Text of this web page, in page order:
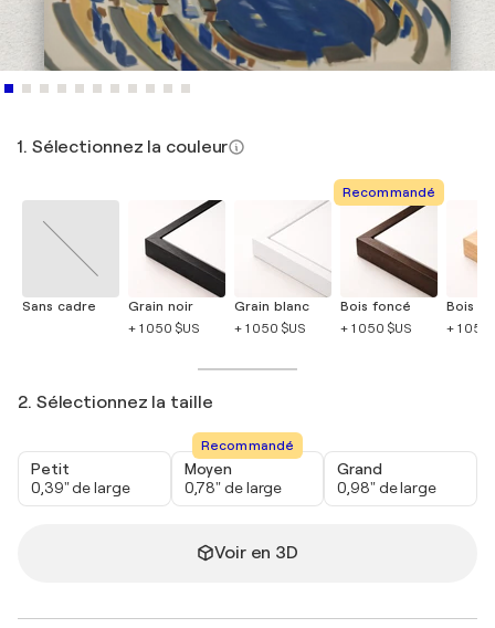
1. Sélectionnez la couleur
Sans cadre
Grain noir
+ 1 050 $US
Grain blanc
+ 1 050 $US
Recommandé
Bois foncé
+ 1 050 $US
Bois
+ 1 050
2. Sélectionnez la taille
Petit
0,39" de large
Recommandé
Moyen
0,78" de large
Grand
0,98" de large
Voir en 3D